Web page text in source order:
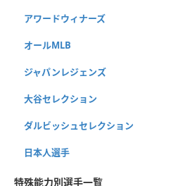
アワードウィナーズ
オールMLB
ジャパンレジェンズ
大谷セレクション
ダルビッシュセレクション
日本人選手
特殊能力別選手一覧